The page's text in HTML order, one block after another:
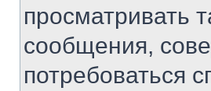
просматривать
сообщения,
потребоваться